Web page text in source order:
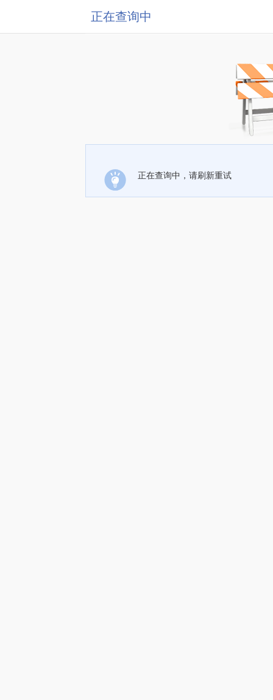
正在查询中
正在查询中，请刷新重试